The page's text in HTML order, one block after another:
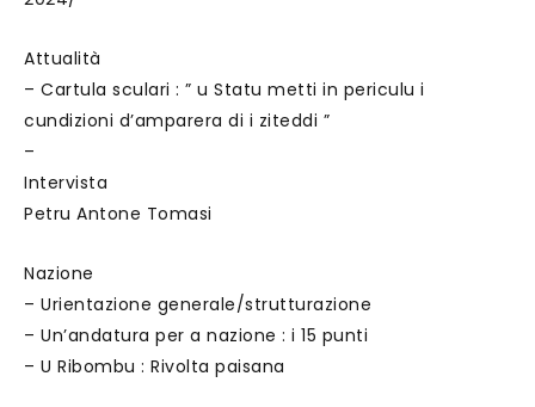
Attualità
– Cartula sculari : ” u Statu metti in periculu i
cundizioni d’amparera di i ziteddi ”
–
Intervista
Petru Antone Tomasi
Nazione
– Urientazione generale/strutturazione
– Un’andatura per a nazione : i 15 punti
– U Ribombu : Rivolta paisana